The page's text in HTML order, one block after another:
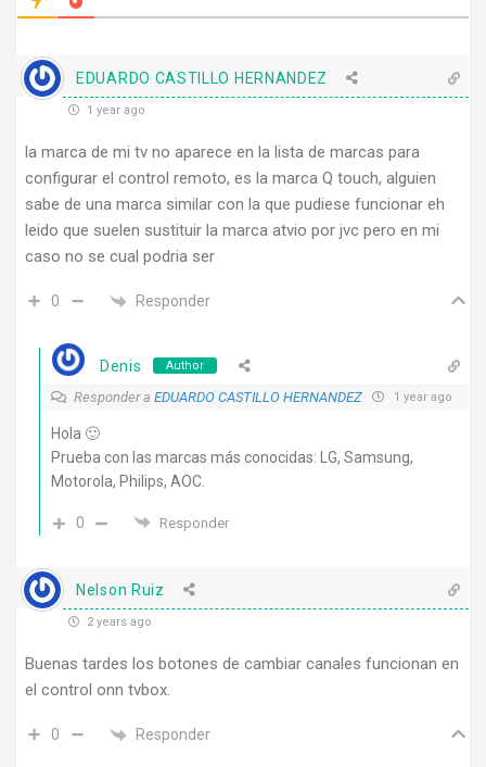
EDUARDO CASTILLO HERNANDEZ
1 year ago
la marca de mi tv no aparece en la lista de marcas para
configurar el control remoto, es la marca Q touch, alguien
sabe de una marca similar con la que pudiese funcionar eh
leido que suelen sustituir la marca atvio por jvc pero en mi
caso no se cual podria ser
0 Responder
Denis Author
Responder a EDUARDO CASTILLO HERNANDEZ 1 year ago
Hola 🙂
Prueba con las marcas más conocidas: LG, Samsung,
Motorola, Philips, AOC.
0 Responder
Nelson Ruiz
2 years ago
Buenas tardes los botones de cambiar canales funcionan en
el control onn tvbox.
0 Responder